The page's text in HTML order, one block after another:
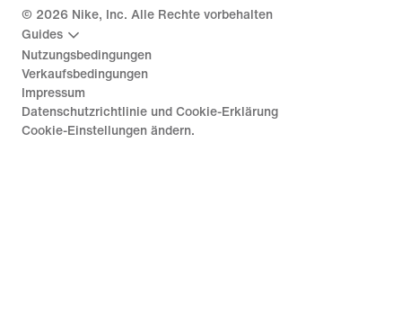
© 2026 Nike, Inc. Alle Rechte vorbehalten
Guides
Nutzungsbedingungen
Verkaufsbedingungen
Impressum
Datenschutzrichtlinie und Cookie-Erklärung
Cookie-Einstellungen ändern.